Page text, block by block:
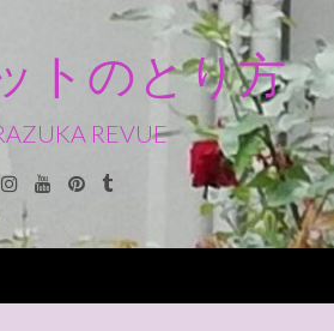
トのとり方
REVUE
InstagramYoutubePinterest
Tumblr